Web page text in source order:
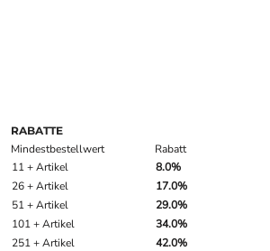
RABATTE
Mindestbestellwert
Rabatt
11 + Artikel
8.0%
26 + Artikel
17.0%
51 + Artikel
29.0%
101 + Artikel
34.0%
251 + Artikel
42.0%